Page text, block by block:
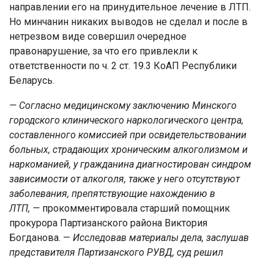
направлении его на принудительное лечение в ЛТП.
Но минчанин никаких выводов не сделал и после в
нетрезвом виде совершил очередное
правонарушение, за что его привлекли к
ответственности по ч. 2 ст. 19.3 КоАП Республики
Беларусь.
— Согласно медицинскому заключению Минского
городского клинического наркологического центра,
составленного комиссией при освидетельствовании
больных, страдающих хроническим алкоголизмом и
наркоманией, у гражданина диагностирован синдром
зависимости от алкоголя, также у него отсутствуют
заболевания, препятствующие нахождению в
ЛТП, — прокомментировала старший помощник
прокурора Партизанского района Виктория
Богданова. — Исследовав материалы дела, заслушав
представителя Партизанского РУВД, суд решил